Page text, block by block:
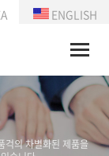
ENGLISH
Toggle
걱의 차별화된 제품을